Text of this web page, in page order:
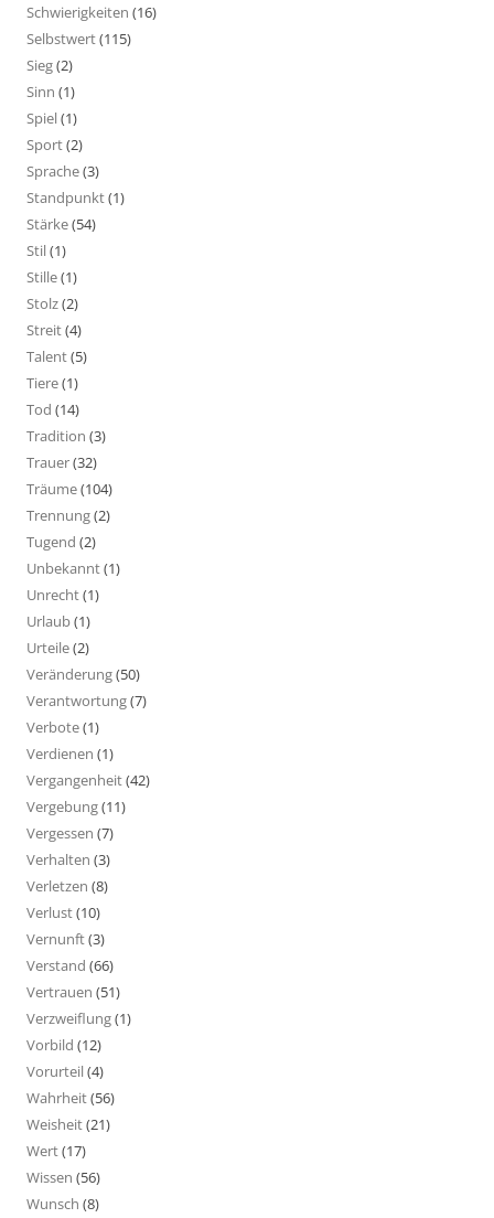
Schwierigkeiten (16)
Selbstwert(115)
Sieg(2)
Sinn (1)
Spiel(1)
Sport(2)
Sprache(3)
Standpunkt(1)
Stärke(54)
Stil(1)
Stille(1)
Stolz(2)
Streit(4)
Talent(5)
Tiere(1)
Tod (14)
Tradition (3)
Trauer(32)
Träume(104)
Trennung(2)
Tugend (2)
Unbekannt(1)
Unrecht(1)
Urlaub(1)
Urteile(2)
Veränderung(50)
Verantwortung(7)
Verbote(1)
Verdienen (1)
Vergangenheit(42)
Vergebung(11)
Vergessen (7)
Verhalten (3)
Verletzen (8)
Verlust(10)
Vernunft(3)
Verstand (66)
Vertrauen (51)
Verzweiflung(1)
Vorbild (12)
Vorurteil(4)
Wahrheit(56)
Weisheit(21)
Wert(17)
Wissen (56)
Wunsch (8)